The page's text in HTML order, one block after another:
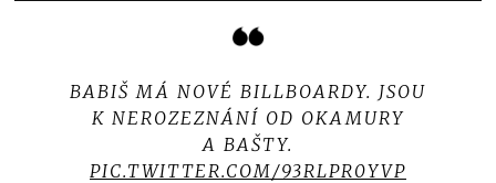
BABIŠ MÁ NOVÉ BILLBOARDY. JSOU
K NEROZEZNÁNÍ OD OKAMURY
A BAŠTY.
PIC.TWITTER.COM/93RLPR0YVP